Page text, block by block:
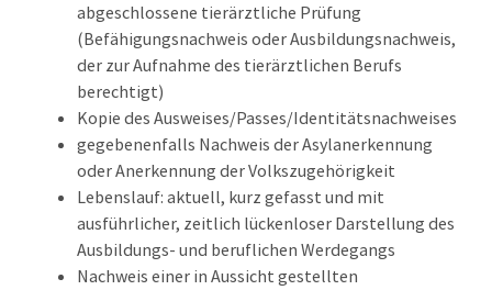
abgeschlossene tierärztliche Prüfung
(Befähigungsnachweis oder Ausbildungsnachweis,
der zur Aufnahme des tierärztlichen Berufs
berechtigt)
Kopie des Ausweises/Passes/Identitätsnachweises
gegebenenfalls Nachweis der Asylanerkennung
oder Anerkennung der Volkszugehörigkeit
Lebenslauf: aktuell, kurz gefasst und mit
ausführlicher, zeitlich lückenloser Darstellung des
Ausbildungs- und beruflichen Werdegangs
Nachweis einer in Aussicht gestellten